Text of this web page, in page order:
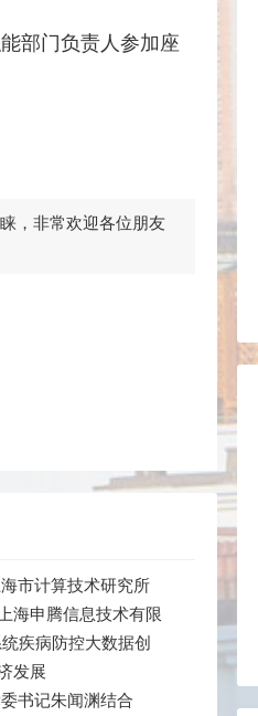
部门负责人参加座
，非常欢迎各位朋友
市计算技术研究所
海申腾信息技术有限
疾病防控大数据创
年科技年鉴》现代
发展
书记朱闻渊结合